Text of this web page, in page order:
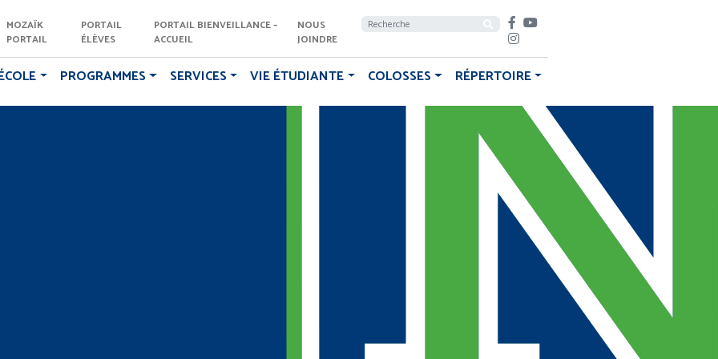
PROGRAMMES SERVICES VIE ÉTUDIANTE COLOSSES RÉPERTOIRE
MOZAÏK
PORTAIL
PORTAIL
ÉLÈVES
PORTAIL BIENVEILLANCE –
ACCUEIL
NOUS
JOINDRE